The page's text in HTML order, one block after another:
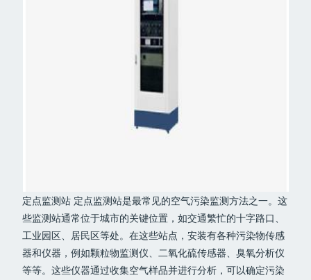
定点监测站 定点监测站是最常见的空气污染监测方法之一。这
些监测站通常位于城市的关键位置，如交通繁忙的十字路口、
工业园区、居民区等处。在这些站点，安装有各种污染物传感
器和仪器，例如颗粒物监测仪、二氧化硫传感器、臭氧分析仪
等等。这些仪器通过收集空气样品并进行分析，可以确定污染